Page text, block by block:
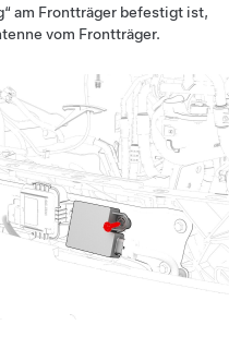
am Frontträger befestigt ist,
vom Frontträger.